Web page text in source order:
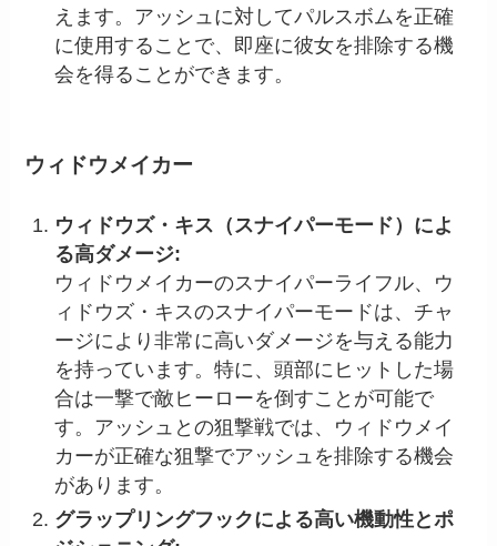
えます。アッシュに対してパルスボムを正確
に使用することで、即座に彼女を排除する機
会を得ることができます。
ウィドウメイカー
ウィドウズ・キス（スナイパーモード）によ
る高ダメージ:
ウィドウメイカーのスナイパーライフル、ウ
ィドウズ・キスのスナイパーモードは、チャ
ージにより非常に高いダメージを与える能力
を持っています。特に、頭部にヒットした場
合は一撃で敵ヒーローを倒すことが可能で
す。アッシュとの狙撃戦では、ウィドウメイ
カーが正確な狙撃でアッシュを排除する機会
があります。
グラップリングフックによる高い機動性とポ